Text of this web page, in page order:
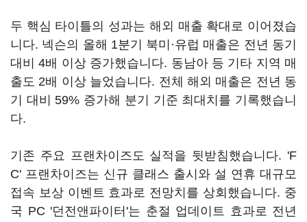
두 핵심 타이틀의 성과는 해외 매출 확대로 이어졌습
니다. 넥슨의 올해 1분기 북미·유럽 매출은 전년 동기
대비 4배 이상 증가했습니다. 동남아 등 기타 지역 매
출도 2배 이상 늘었습니다. 전체 해외 매출은 전년 동
기 대비 59% 증가해 분기 기준 최대치를 기록했습니
다.
기존 주요 프랜차이즈도 실적을 뒷받침했습니다. 'F
C' 프랜차이즈는 신규 클래스 출시와 설 연휴 대규모
접속 보상 이벤트 효과로 전망치를 상회했습니다. 중
국 PC '던전앤파이터'는 춘절 업데이트 효과로 전년